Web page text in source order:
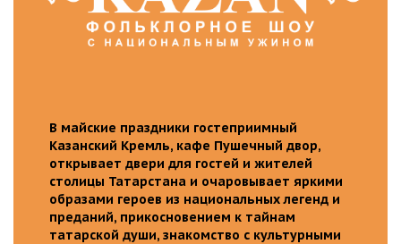
В майские праздники гостеприимный
Казанский Кремль, кафе Пушечный двор,
открывает двери для гостей и жителей
столицы Татарстана и очаровывает яркими
образами героев из национальных легенд и
преданий, прикосновением к тайнам
татарской души, знакомство с культурными